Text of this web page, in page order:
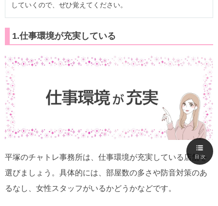
していくので、ぜひ覚えてください。
1.仕事環境が充実している
平塚のチャトレ事務所は、仕事環境が充実している店舗を
選びましょう。具体的には、部屋数の多さや防音対策のあ
るなし、女性スタッフがいるかどうかなどです。
目次